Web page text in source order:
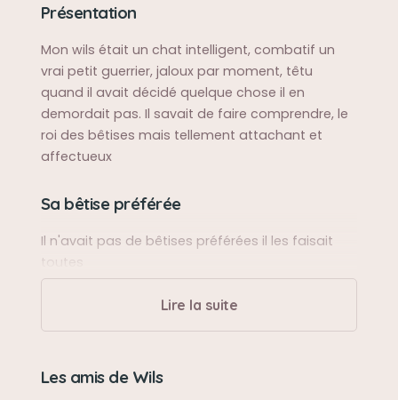
Présentation
Mon wils était un chat intelligent, combatif un
vrai petit guerrier, jaloux par moment, têtu
quand il avait décidé quelque chose il en
demordait pas. Il savait de faire comprendre, le
roi des bêtises mais tellement attachant et
affectueux
Sa bêtise préférée
Il n'avait pas de bêtises préférées il les faisait
toutes
intelligent
Lire la suite
Les amis de Wils